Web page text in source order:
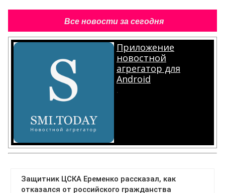
Все новости за сегодня
Приложение
новостной
агрегатор для
Android
.